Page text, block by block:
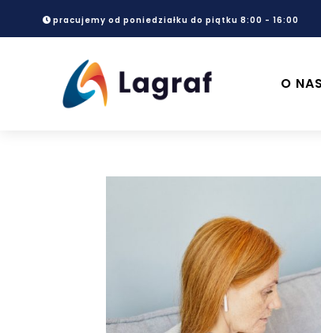
pracujemy od poniedziałku do piątku 8:00 - 16:00
O NAS